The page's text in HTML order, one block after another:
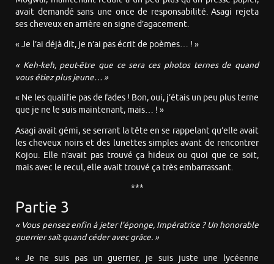
avait demandé sans une once de responsabilité. Asagi rejeta
ses cheveux en arrière en signe d’agacement.
« Je l’ai déjà dit, je n’ai pas écrit de poèmes… ! »
« Keh-keh, peut-être que ce sera ces photos ternes de quand
vous étiez plus jeune… »
« Ne les qualifie pas de fades ! Bon, oui, j’étais un peu plus terne
que je ne le suis maintenant, mais… ! »
Asagi avait gémi, se serrant la tête en se rappelant qu’elle avait
les cheveux noirs et des lunettes simples avant de rencontrer
Kojou. Elle n’avait pas trouvé ça hideux ou quoi que ce soit,
mais avec le recul, elle avait trouvé ça très embarrassant.
***
Partie 3
« Vous pensez enfin à jeter l’éponge, Impératrice ? Un honorable
guerrier sait quand céder avec grâce. »
« Je ne suis pas un guerrier, je suis juste une lycéenne